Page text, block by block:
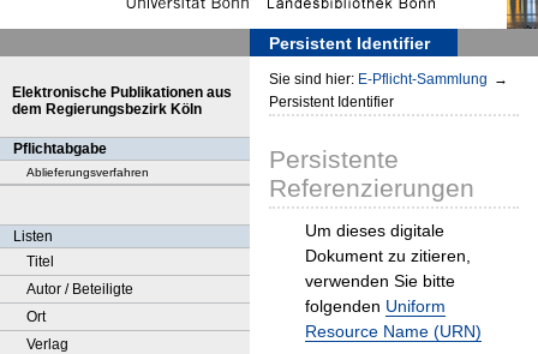
Persistent Identifier
Elektronische Publikationen aus
dem Regierungsbezirk Köln
Pflichtabgabe
Ablieferungsverfahren
Listen
Titel
Autor / Beteiligte
Ort
Verlag
Sie sind hier: E-Pflicht-Sammlung →
Persistent Identifier
Persistente
Referenzierungen
Um dieses digitale
Dokument zu zitieren,
verwenden Sie bitte
folgenden Uniform
Resource Name (URN)